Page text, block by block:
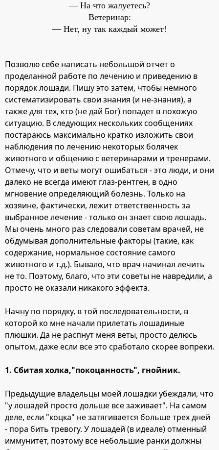
— На что жалуетесь?
Ветеринар:
— Нет, ну так каждый может!​
Позволю себе написать небольшой отчет о
проделанной работе по лечению и приведению в
порядок лошади. Пишу это затем, чтобы немного
систематизировать свои знания (и не-знания), а
также для тех, кто (не дай Бог) попадет в похожую
ситуацию. В следующих нескольких сообщениях
постараюсь максимально кратко изложить свои
наблюдения по лечению некоторых болячек
животного и общению с ветеринарами и тренерами.
Отмечу, что и веты могут ошибаться - это люди, и они
далеко не всегда имеют глаз-рентген, в одно
мгновение определяющий болезнь. Только на
хозяине, фактически, лежит ответственность за
выбранное лечение - только он знает свою лошадь.
Мы очень много раз следовали советам врачей, не
обдумывая дополнительные факторы (такие, как
содержание, нормальное состояние самого
животного и т.д.). Бывало, что врач начинал лечить
не то. Поэтому, благо, что эти советы не навредили, а
просто не оказали никакого эффекта.
Начну по порядку, в той последовательности, в
которой ко мне начали прилетать лошадиные
плюшки. Да не распнут меня веты, просто делюсь
опытом, даже если все это сработало скорее вопреки.
1. Сбитая холка,"покоцанность", гнойник.
Предыдущие владельцы моей лошадки убеждали, что
"у лошадей просто дольше все заживает". На самом
деле, если "коцка" не затягивается больше трех дней
- пора бить тревогу. У лошадей (в идеале) отменный
иммунитет, поэтому все небольшие ранки должны